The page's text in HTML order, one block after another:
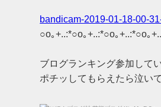
bandicam-2019-01-18-00-
○o｡+..:*○o｡+..:*○o｡+..:*○o｡
ブログランキング参加して
ポチッしてもらえたら泣い